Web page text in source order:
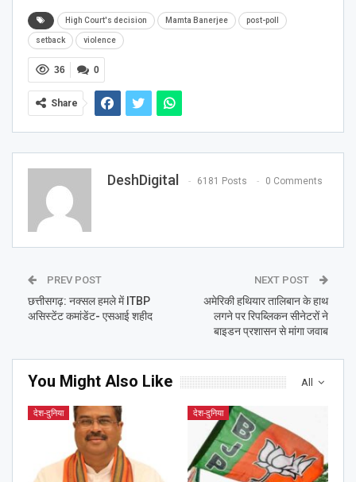
High Court's decision Mamta Banerjee post-poll
setback violence
0
36
Share
DeshDigital 6181 Posts 0 Comments
PREV POST
छत्तीसगढ़: नक्सल हमले में ITBP
असिस्टेंट कमांडेंट- एसआई शहीद
NEXT POST
अमेरिकी हथियार तालिबान के हाथ
लगने पर रिपब्लिकन सीनेटरों ने
बाइडन प्रशासन से मांगा जवाब
All
You Might Also Like
देश-दुनिया देश-दुनिया